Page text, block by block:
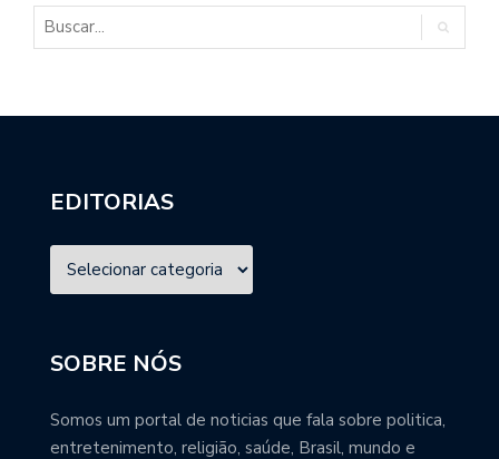
EDITORIAS
SOBRE NÓS
Somos um portal de noticias que fala sobre politica,
entretenimento, religião, saúde, Brasil, mundo e